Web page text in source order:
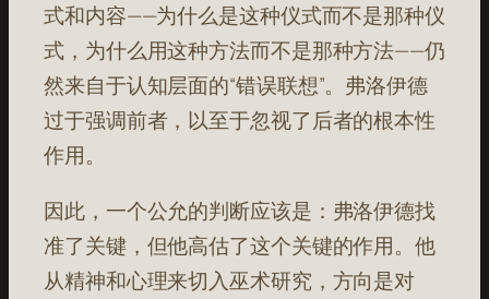
式和内容——为什么是这种仪式而不是那种仪
式，为什么用这种方法而不是那种方法——仍
然来自于认知层面的“错误联想”。弗洛伊德
过于强调前者，以至于忽视了后者的根本性
作用。
因此，一个公允的判断应该是：弗洛伊德找
准了关键，但他高估了这个关键的作用。他
从精神和心理来切入巫术研究，方向是对